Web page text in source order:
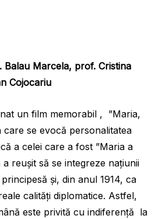
Marcela, prof. Cristina
Cojocariu
un film memorabil , ”Maria,
care se evocă personalitatea
a celei care a fost ”Maria a
a reușit să se integreze națiunii
și, din anul 1914, ca
calități diplomatice. Astfel,
este privită cu indiferență la